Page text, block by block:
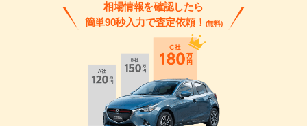
相場情報を確認したら
簡単90秒入力で査定依頼！ (無料)